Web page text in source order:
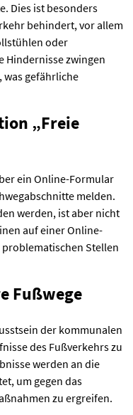
Dies ist besonders
behindert, vor allem
oder
Hindernisse zwingen
was gefährliche
„Freie
ein Online-Formular
melden.
werden, ist aber nicht
auf einer Online-
Stellen
Fußwege
der kommunalen
des Fußverkehrs zu
werden an die
um gegen das
zu ergreifen.